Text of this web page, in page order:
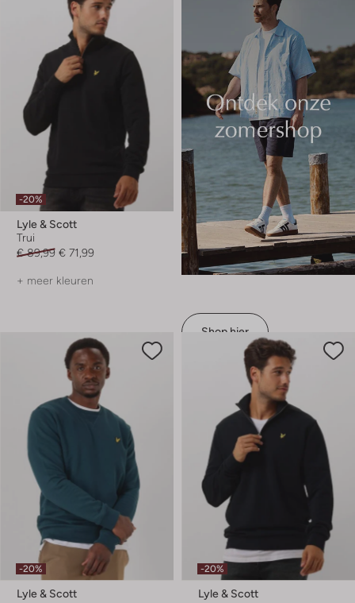
-20%
Lyle & Scott
Trui
€ 89,99 € 71,99
+ meer kleuren
Shop hier
-20%
Lyle & Scott
-20%
Lyle & Scott